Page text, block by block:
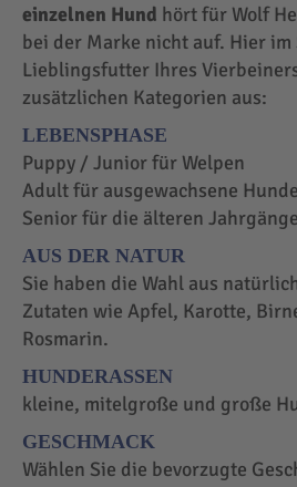
einzelnen Hund hört für Wolf
bei der Marke nicht auf. Hier im
Lieblingsfutter Ihres
zusätzlichen Kategorien aus:
LEBENSPHASE
Puppy / Junior für Welpen
Adult für ausgewachsene Hunde
Senior für die älteren Jahrgänge
AUS DER NATUR
Sie haben die Wahl aus
Zutaten wie Apfel, Karotte,
Rosmarin.
HUNDERASSEN
kleine, mitelgroße und große
GESCHMACK
Wählen Sie die bevorzugte